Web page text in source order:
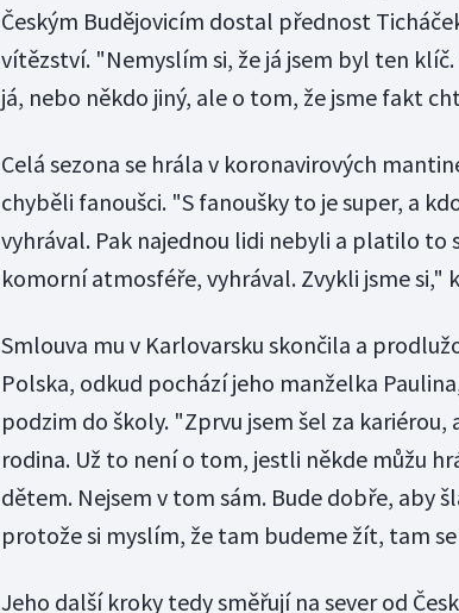
Českým Budějovicím dostal přednost
vítězství. "Nemyslím si, že já jsem byl ten
já, nebo někdo jiný, ale o tom, že jsme fakt
Celá sezona se hrála v koronavirových
chyběli fanoušci. "S fanoušky to je super, a
vyhrával. Pak najednou lidi nebyli a platilo to
komorní atmosféře, vyhrával. Zvykli jsme si,"
Smlouva mu v Karlovarsku skončila a
Polska, odkud pochází jeho manželka
podzim do školy. "Zprvu jsem šel za
rodina. Už to není o tom, jestli někde můžu
dětem. Nejsem v tom sám. Bude dobře, aby
protože si myslím, že tam budeme žít, tam
Jeho další kroky tedy směřují na sever od